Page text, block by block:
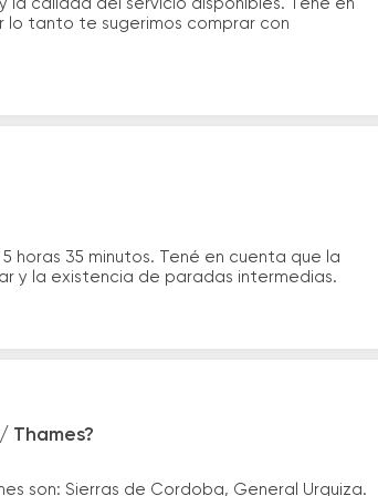
calidad del servicio disponibles. Tené en
lo tanto te sugerimos comprar con
horas 35 minutos. Tené en cuenta que la
y la existencia de paradas intermedias.
Thames?
son: Sierras de Cordoba, General Urquiza.